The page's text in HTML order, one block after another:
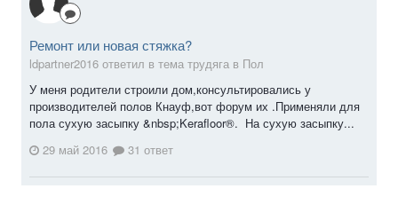
Ремонт или новая стяжка?
ldpartner2016 ответил в тема трудяга в Пол
У меня родители строили дом,консультировались у
производителей полов Кнауф,вот форум их .Применяли для
пола сухую засыпку &nbsp;Kerafloor®. На сухую засыпку...
29 май 2016
31 ответ